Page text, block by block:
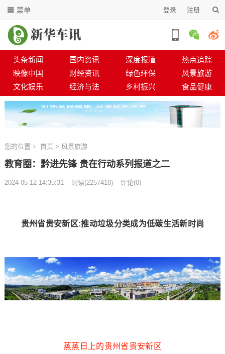
登录 注册
菜单
头条新闻 国内资讯 深度报道
热点追踪
映像中国
财经资讯 绿色环保
风景旅游
文化娱乐
经济与法 乡村振兴 食品健康
您的位置 首页 > 风景旅游
教育圈：黔进先锋 贵在行动系列报道之二
2024-05-12 14:35:31 阅读(2257418) 评论(0)
贵州省贵安新区:推动垃圾分类成为低碳生活新时尚
蒸蒸日上的贵州省贵安新区